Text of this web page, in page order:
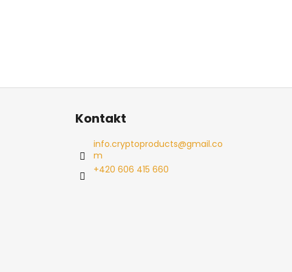
Kontakt
info.cryptoproducts@gmail.co
m
+420 606 415 660